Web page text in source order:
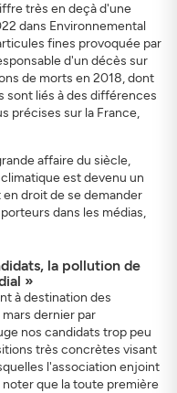
très en deçà d'une
dans Environnemental
fines provoquée par
d'un décès sur
de morts en 2018, dont
sont liés à des différences
précises sur la France,
affaire du siècle,
est devenu un
droit de se demander
dans les médias,
la pollution de
»
à destination des
dernier par
nos candidats trop peu
très concrètes visant
l'association enjoint
que la toute première